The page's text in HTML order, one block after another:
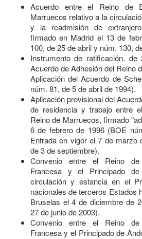
Países L-N
Países P-V
Expedición
Oficinas Madrid
Oficinas Barcelona
Resto de España
Area Schengen
Estados Schengen
Deplazamientos
Acuerdo entre el Reino de
Marruecos relativo a la
y la readmisión de
firmado en Madrid el 13 de
100, de 25 de abril y núm. 130,
Instrumento de ratificación,
Acuerdo de Adhesión del Reino
Aplicación del Acuerdo de
núm. 81, de 5 de abril de 1994).
Aplicación provisional del
de residencia y trabajo entre
Reino de Marruecos, firmado
6 de febrero de 1996 (BOE
Entrada en vigor el 7 de marzo
de 3 de septiembre).
Convenio entre el Reino
Francesa y el Principado
circulación y estancia en el
nacionales de terceros Estados
Bruselas el 4 de diciembre de
27 de junio de 2003).
Convenio entre el Reino
Francesa y el Principado de